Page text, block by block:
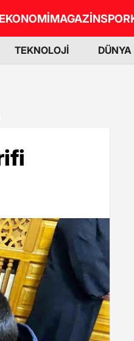
EKONOMİMAGAZİNSPOR
TEKNOLOJİ DÜNYA